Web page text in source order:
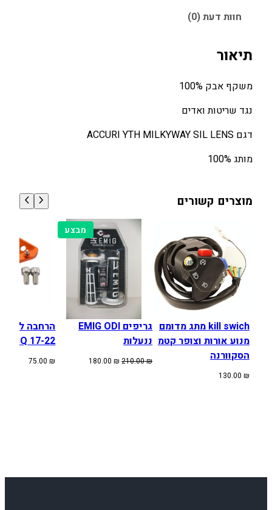
א
ב
Y
O
T
1
0
חוות דעת (0)
תיאור
משקף אבק 100%
נגד שריטות ואדים
דגם ACCURI YTH MILKYWAY SIL LENS
מותג 100%
מוצרים קשורים
kill swich מתג מדומם
מנוע אורות וצופר קטמ
הסקוורנה
130.00 ₪
מבצע
במבצע
גריפים EMIG ODI
ננעלות
210.00₪
המחיר
180.00₪
המחיר
הרחבה
17-22
75.00₪